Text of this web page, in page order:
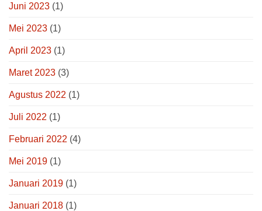
Juni 2023 (1)
Mei 2023 (1)
April 2023 (1)
Maret 2023 (3)
Agustus 2022 (1)
Juli 2022 (1)
Februari 2022 (4)
Mei 2019 (1)
Januari 2019 (1)
Januari 2018 (1)